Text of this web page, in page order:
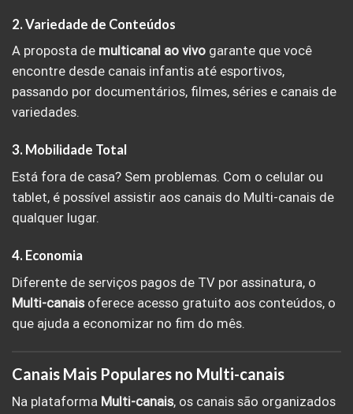
2. Variedade de Conteúdos
A proposta de multicanal ao vivo garante que você
encontre desde canais infantis até esportivos,
passando por documentários, filmes, séries e canais de
variedades.
3. Mobilidade Total
Está fora de casa? Sem problemas. Com o celular ou
tablet, é possível assistir aos canais do Multi-canais de
qualquer lugar.
4. Economia
Diferente de serviços pagos de TV por assinatura, o
Multi-canaisoferece acesso gratuito aos conteúdos, o
que ajuda a economizar no fim do mês.
Canais Mais Populares no Multi-canais
Na plataforma Multi-canais, os canais são organizados